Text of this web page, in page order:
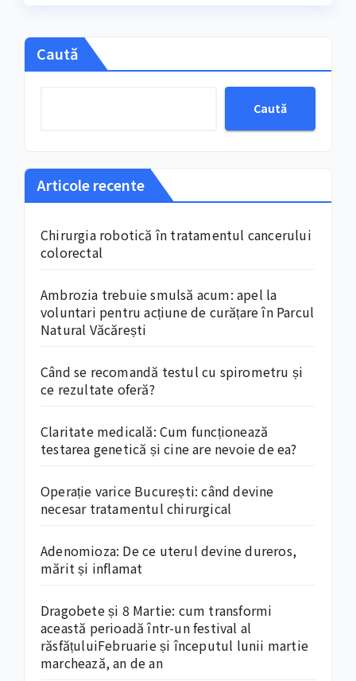
Caută
Caută
Articole recente
Chirurgia robotică în tratamentul cancerului
colorectal
Ambrozia trebuie smulsă acum: apel la
voluntari pentru acțiune de curățare în Parcul
Natural Văcărești
Când se recomandă testul cu spirometru și
ce rezultate oferă?
Claritate medicală: Cum funcționează
testarea genetică și cine are nevoie de ea?
Operație varice București: când devine
necesar tratamentul chirurgical
Adenomioza: De ce uterul devine dureros,
mărit și inflamat
Dragobete și 8 Martie: cum transformi
această perioadă într-un festival al
răsfățuluiFebruarie și începutul lunii martie
marchează, an de an